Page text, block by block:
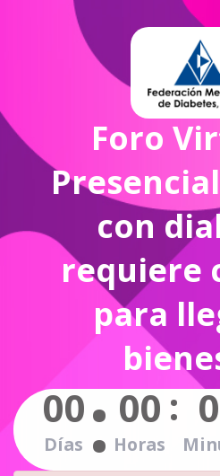
Foro
con
requiere
para
00
Días : 00
Horas
: